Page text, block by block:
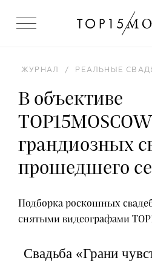
ЖУРНАЛ / РЕАЛЬНЫЕ
В объективе
грандиозных
прошедшего
Подборка роскошных
снятыми видеографами
Свадьба «Грани